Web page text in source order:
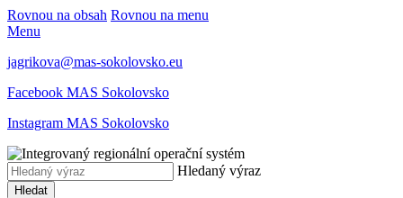
Rovnou na obsah Rovnou na menu
Menu
jagrikova@mas-sokolovsko.eu
Facebook MAS Sokolovsko
Instagram MAS Sokolovsko
Hledaný výraz
Hledat